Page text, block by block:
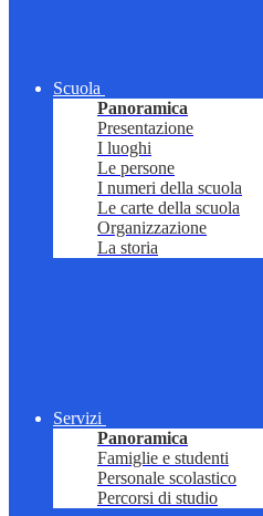
Scuola
Panoramica
Presentazione
I luoghi
Le persone
I numeri della scuola
Le carte della scuola
Organizzazione
La storia
Servizi
Panoramica
Famiglie e studenti
Personale scolastico
Percorsi di studio